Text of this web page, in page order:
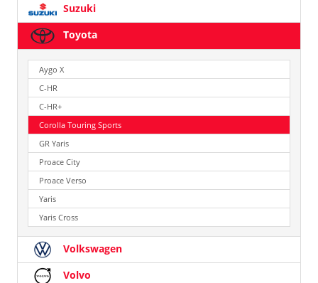
Suzuki
Toyota
Aygo X
C-HR
C-HR+
Corolla Touring Sports
GR Yaris
Proace City
Proace Verso
Yaris
Yaris Cross
Volkswagen
Volvo